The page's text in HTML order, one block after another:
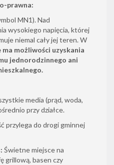
prawna:
MN1). Nad
wysokiego napięcia, której
niemal cały jej teren. W
ma możliwości uzyskania
jednorodzinnego ani
media (prąd, woda,
przy działce.
przylega do drogi gminnej
Świetne miejsce na
grillową, basen czy